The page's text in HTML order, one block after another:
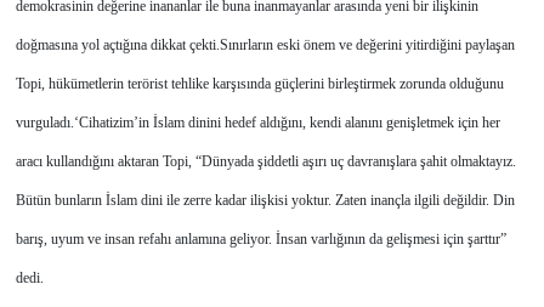
demokrasinin değerine inananlar ile buna inanmayanlar arasında yeni bir ilişkinin
doğmasına yol açtığına dikkat çekti.Sınırların eski önem ve değerini yitirdiğini paylaşan
Topi, hükümetlerin terörist tehlike karşısında güçlerini birleştirmek zorunda olduğunu
vurguladı.‘Cihatizim’in İslam dinini hedef aldığını, kendi alanını genişletmek için her
aracı kullandığını aktaran Topi, “Dünyada şiddetli aşırı uç davranışlara şahit olmaktayız.
Bütün bunların İslam dini ile zerre kadar ilişkisi yoktur. Zaten inançla ilgili değildir. Din
barış, uyum ve insan refahı anlamına geliyor. İnsan varlığının da gelişmesi için şarttır”
dedi.